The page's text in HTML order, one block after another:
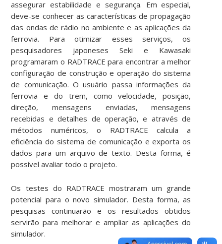
assegurar estabilidade e segurança. Em especial,
deve-se conhecer as características de propagação
das ondas de rádio no ambiente e as aplicações da
ferrovia. Para otimizar esses serviços, os
pesquisadores japoneses Seki e Kawasaki
programaram o RADTRACE para encontrar a melhor
configuração de construção e operação do sistema
de comunicação. O usuário passa informações da
ferrovia e do trem, como velocidade, posição,
direção, mensagens enviadas, mensagens
recebidas e detalhes de operação, e através de
métodos numéricos, o RADTRACE calcula a
eficiência do sistema de comunicação e exporta os
dados para um arquivo de texto. Desta forma, é
possível avaliar todo o projeto.
Os testes do RADTRACE mostraram um grande
potencial para o novo simulador. Desta forma, as
pesquisas continuarão e os resultados obtidos
servirão para melhorar e ampliar as aplicações do
simulador.